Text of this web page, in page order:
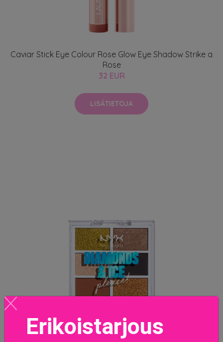
Caviar Stick Eye Colour Rose Glow Eye Shadow Strike a
Rose
32 EUR
LISÄTIETOJA
Erikoistarjous